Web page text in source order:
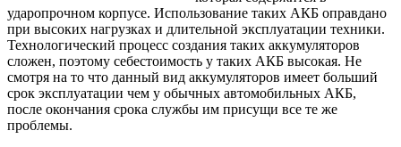
ударопрочном корпусе. Использование таких АКБ оправдано
при высоких нагрузках и длительной эксплуатации техники.
Технологический процесс создания таких аккумуляторов
сложен, поэтому себестоимость у таких АКБ высокая. Не
смотря на то что данный вид аккумуляторов имеет больший
срок эксплуатации чем у обычных автомобильных АКБ,
после окончания срока службы им присущи все те же
проблемы.